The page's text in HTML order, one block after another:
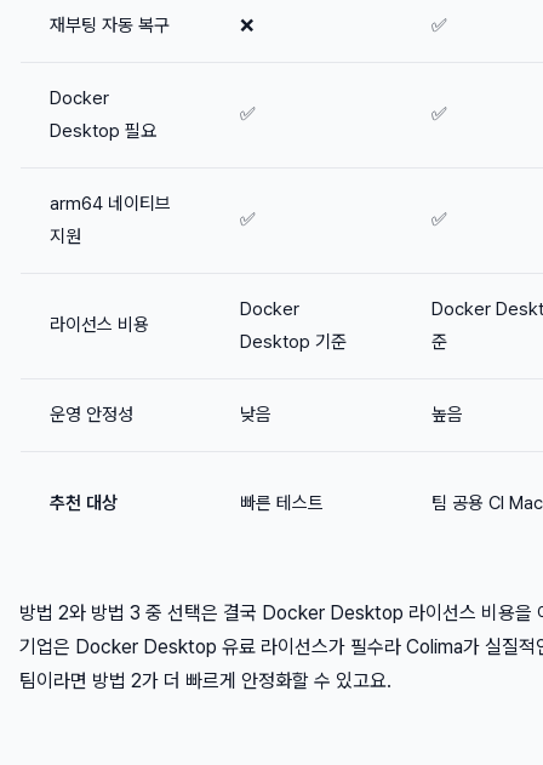
재부팅 자동 복구 ❌ ✅
Docker
Desktop 필요
✅ ✅
arm64 네이티브
지원
✅ ✅
라이선스 비용
Docker
Desktop 기준
Docker
준
운영 안정성 낮음 높음
추천 대상 빠른 테스트 팀 공용 CI Mac
방법 2와 방법 3 중 선택은 결국 Docker Desktop 라이선스 비용을
기업은 Docker Desktop 유료 라이선스가 필수라 Colima가 실질적
팀이라면 방법 2가 더 빠르게 안정화할 수 있고요.